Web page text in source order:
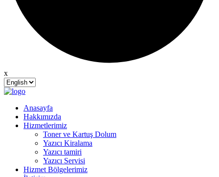
x
Anasayfa
Hakkımızda
Hizmetlerimiz
Toner ve Kartuş Dolum
Yazıcı Kiralama
Yazıcı tamiri
Yazıcı Servisi
Hizmet Bölgelerimiz